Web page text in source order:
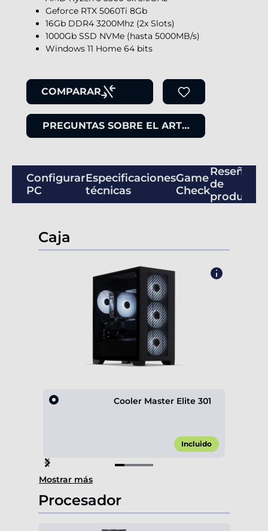
Geforce RTX 5060Ti 8Gb
16Gb DDR4 3200Mhz (2x Slots)
1000Gb SSD NVMe (hasta 5000MB/s)
Windows 11 Home 64 bits
COMPARAR
PREGUNTAS SOBRE EL ARTÍCULO
Configurar
PC
Especificaciones
técnicas
Game
Check
Reseñas
de
productos
Caja
Cooler Master Elite 301
Incluido
Item
1
of
4
Mostrar más
Procesador